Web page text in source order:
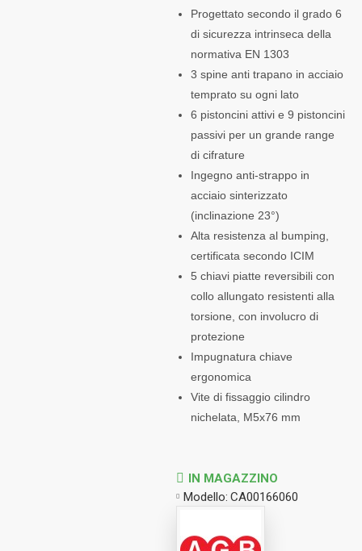
Progettato secondo il grado 6
di sicurezza intrinseca della
normativa EN 1303
3 spine anti trapano in acciaio
temprato su ogni lato
6 pistoncini attivi e 9 pistoncini
passivi per un grande range
di cifrature
Ingegno anti-strappo in
acciaio sinterizzato
(inclinazione 23°)
Alta resistenza al bumping,
certificata secondo ICIM
5 chiavi piatte reversibili con
collo allungato resistenti alla
torsione, con involucro di
protezione
Impugnatura chiave
ergonomica
Vite di fissaggio cilindro
nichelata, M5x76 mm
IN MAGAZZINO
Modello: CA00166060